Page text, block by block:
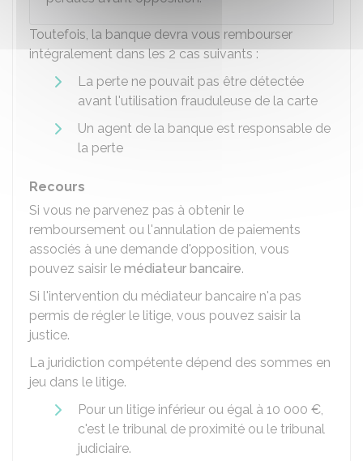
Toutefois, la banque devra vous rembourser
intégralement dans les 2 cas suivants :
La perte ne pouvait pas être détectée
avant l'utilisation frauduleuse de la carte
Un agent de la banque est responsable de
la perte
Recours
Si vous ne parvenez pas à obtenir le
remboursement ou l'annulation de paiements
associés à une demande d'opposition, vous
pouvez saisir le médiateur bancaire.
Si l'intervention du médiateur bancaire n'a pas
permis de régler le litige, vous pouvez saisir la
justice.
La juridiction compétente dépend des sommes en
jeu dans le litige.
Pour un litige inférieur ou égal à 10 000 €,
c'est le tribunal de proximité ou le tribunal
judiciaire.